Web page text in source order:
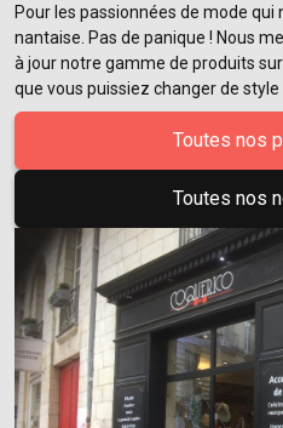
Pour les passionnées de mode qui
nantaise. Pas de panique ! Nous
à jour notre gamme de produits
que vous puissiez changer de style
Toutes nos
Toutes nos